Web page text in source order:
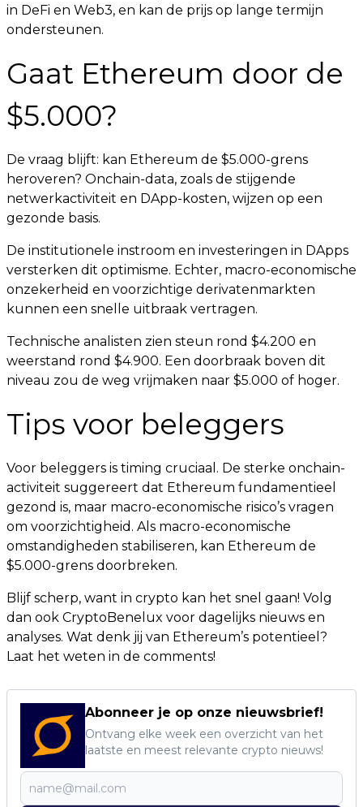
in DeFi en Web3, en kan de prijs op lange termijn
ondersteunen.
Gaat Ethereum door de
$5.000?
De vraag blijft: kan Ethereum de $5.000-grens
heroveren? Onchain-data, zoals de stijgende
netwerkactiviteit en DApp-kosten, wijzen op een
gezonde basis.
De institutionele instroom en investeringen in DApps
versterken dit optimisme. Echter, macro-economische
onzekerheid en voorzichtige derivatenmarkten
kunnen een snelle uitbraak vertragen.
Technische analisten zien steun rond $4.200 en
weerstand rond $4.900. Een doorbraak boven dit
niveau zou de weg vrijmaken naar $5.000 of hoger.
Tips voor beleggers
Voor beleggers is timing cruciaal. De sterke onchain-
activiteit suggereert dat Ethereum fundamentieel
gezond is, maar macro-economische risico’s vragen
om voorzichtigheid. Als macro-economische
omstandigheden stabiliseren, kan Ethereum de
$5.000-grens doorbreken.
Blijf scherp, want in crypto kan het snel gaan! Volg
dan ook CryptoBenelux voor dagelijks nieuws en
analyses. Wat denk jij van Ethereum’s potentieel?
Laat het weten in de comments!
Abonneer je op onze nieuwsbrief!
Ontvang elke week een overzicht van het
laatste en meest relevante crypto nieuws!